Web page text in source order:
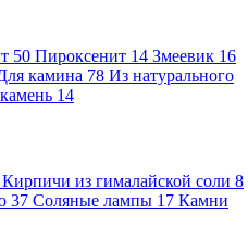
50 Пироксенит 14 Змеевик 16
камина 78 Из натурального
14
Кирпичи из гималайской соли 8
37 Соляные лампы 17 Камни